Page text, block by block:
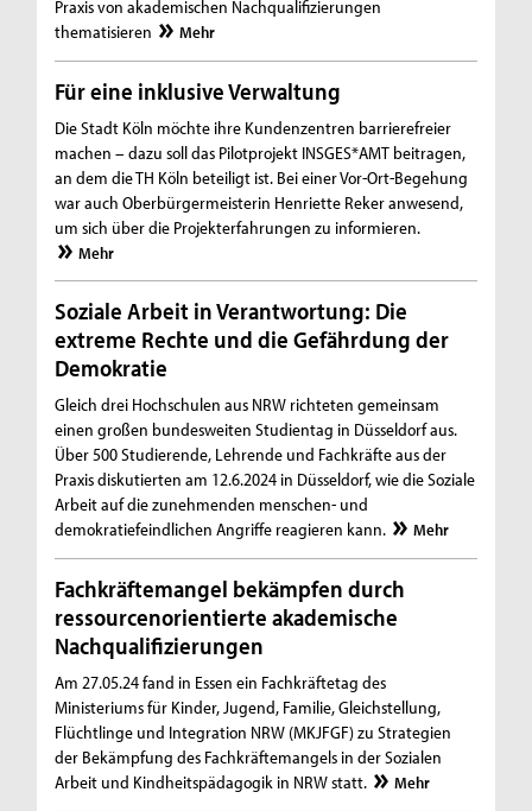
Praxis von akademischen Nachqualifizierungen
thematisieren
Mehr
Für eine inklusive Verwaltung
Die Stadt Köln möchte ihre Kundenzentren barrierefreier
machen – dazu soll das Pilotprojekt INSGES*AMT beitragen,
an dem die TH Köln beteiligt ist. Bei einer Vor-Ort-Begehung
war auch Oberbürgermeisterin Henriette Reker anwesend,
um sich über die Projekterfahrungen zu informieren.
Mehr
Soziale Arbeit in Verantwortung: Die
extreme Rechte und die Gefährdung der
Demokratie
Gleich drei Hochschulen aus NRW richteten gemeinsam
einen großen bundesweiten Studientag in Düsseldorf aus.
Über 500 Studierende, Lehrende und Fachkräfte aus der
Praxis diskutierten am 12.6.2024 in Düsseldorf, wie die Soziale
Arbeit auf die zunehmenden menschen- und
demokratiefeindlichen Angriffe reagieren kann.
Mehr
Fachkräftemangel bekämpfen durch
ressourcenorientierte akademische
Nachqualifizierungen
Am 27.05.24 fand in Essen ein Fachkräftetag des
Ministeriums für Kinder, Jugend, Familie, Gleichstellung,
Flüchtlinge und Integration NRW (MKJFGF) zu Strategien
der Bekämpfung des Fachkräftemangels in der Sozialen
Arbeit und Kindheitspädagogik in NRW statt.
Mehr